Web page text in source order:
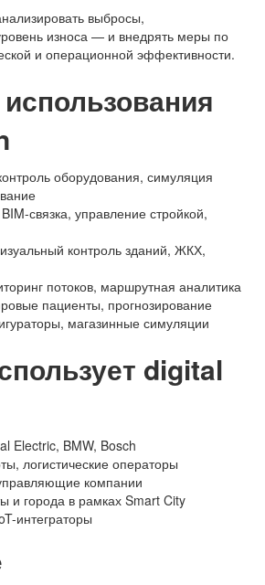
выбросы,
износа — и внедрять меры по
и операционной эффективности.
оборудования, симуляция
связка, управление стройкой,
контроль зданий, ЖКХ,
потоков, маршрутная аналитика
пациенты, прогнозирование
магазинные симуляции
digital
Electric, BMW, Bosch
логистические операторы
компании
и города в рамках Smart City
интеграторы